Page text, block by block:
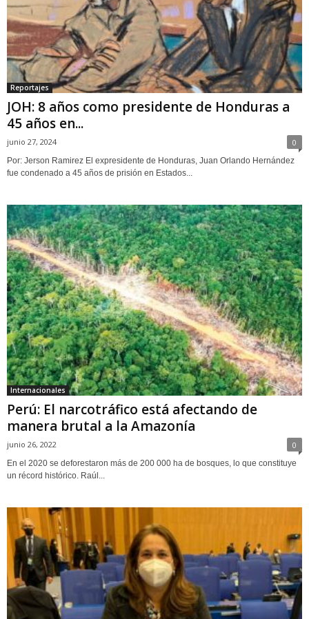
Reportajes
JOH: 8 años como presidente de Honduras a
45 años en...
junio 27, 2024 0
Por: Jerson Ramirez El expresidente de Honduras, Juan Orlando Hernández
fue condenado a 45 años de prisión en Estados...
Internacionales
Perú: El narcotráfico está afectando de
manera brutal a la Amazonía
junio 26, 2022 0
En el 2020 se deforestaron más de 200 000 ha de bosques, lo que constituye
un récord histórico. Raúl...